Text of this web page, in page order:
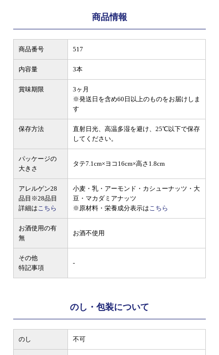
商品情報
商品番号 517
内容量 3本
賞味期限
3ヶ月
※発送日を含め60日以上のものをお届けしま
す
保存方法
直射日光、高温多湿を避け、25℃以下で保存
してください。
パッケージの
大きさ
タテ7.1cm×ヨコ16cm×高さ1.8cm
アレルゲン28
品目 ※28品目
詳細はこちら
小麦・乳・アーモンド・カシューナッツ・大
豆・マカダミアナッツ
※原材料・栄養成分表示はこちら
お酒使用の有
無
お酒不使用
その他
特記事項
-
のし・包装について
のし 不可